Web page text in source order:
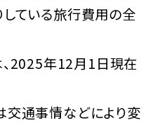
ている旅行費用の全
2025年12月1日現在
通事情などにより変